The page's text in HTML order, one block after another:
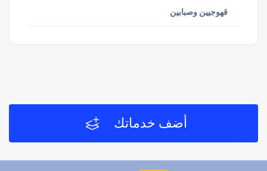
قهوجيين وصبابين
أضف خدماتك